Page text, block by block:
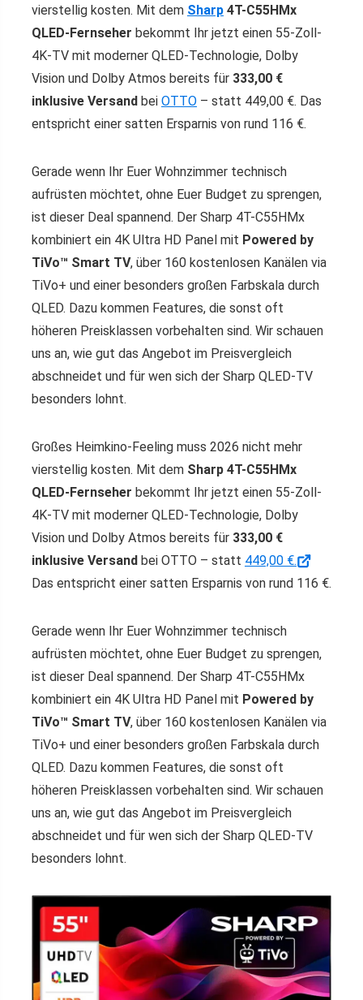
vierstellig kosten. Mit dem Sharp 4T-C55HMx
QLED-Fernseher bekommt Ihr jetzt einen 55-Zoll-
4K-TV mit moderner QLED-Technologie, Dolby
Vision und Dolby Atmos bereits für 333,00 €
inklusive Versand bei OTTO – statt 449,00 €. Das
entspricht einer satten Ersparnis von rund 116 €.
Gerade wenn Ihr Euer Wohnzimmer technisch
aufrüsten möchtet, ohne Euer Budget zu sprengen,
ist dieser Deal spannend. Der Sharp 4T-C55HMx
kombiniert ein 4K Ultra HD Panel mit Powered by
TiVo™ Smart TV, über 160 kostenlosen Kanälen via
TiVo+ und einer besonders großen Farbskala durch
QLED. Dazu kommen Features, die sonst oft
höheren Preisklassen vorbehalten sind. Wir schauen
uns an, wie gut das Angebot im Preisvergleich
abschneidet und für wen sich der Sharp QLED-TV
besonders lohnt.
Großes Heimkino-Feeling muss 2026 nicht mehr
vierstellig kosten. Mit dem Sharp 4T-C55HMx
QLED-Fernseher bekommt Ihr jetzt einen 55-Zoll-
4K-TV mit moderner QLED-Technologie, Dolby
Vision und Dolby Atmos bereits für 333,00 €
inklusive Versand bei OTTO – statt 449,00 €.
Das entspricht einer satten Ersparnis von rund 116 €.
Gerade wenn Ihr Euer Wohnzimmer technisch
aufrüsten möchtet, ohne Euer Budget zu sprengen,
ist dieser Deal spannend. Der Sharp 4T-C55HMx
kombiniert ein 4K Ultra HD Panel mit Powered by
TiVo™ Smart TV, über 160 kostenlosen Kanälen via
TiVo+ und einer besonders großen Farbskala durch
QLED. Dazu kommen Features, die sonst oft
höheren Preisklassen vorbehalten sind. Wir schauen
uns an, wie gut das Angebot im Preisvergleich
abschneidet und für wen sich der Sharp QLED-TV
besonders lohnt.